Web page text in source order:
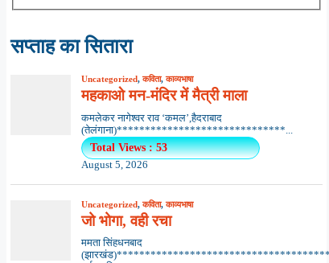
सप्ताह का सितारा
Uncategorized,कविता,काव्यभाषा
महकाओ मन-मंदिर में मैत्री माला
कमलेकर नागेश्वर राव ‘कमल’,हैदराबाद
(तेलंगाना)******************************...
Total Views : 53
August 5, 2026
Uncategorized,कविता,काव्यभाषा
जो भोगा, वही रचा
ममता सिंहधनबाद